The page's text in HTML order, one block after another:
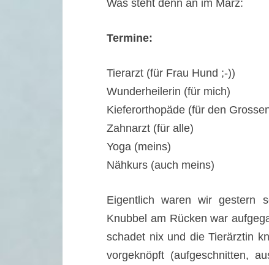
Was steht denn an im März:
Termine:
Tierarzt (für Frau Hund ;-))
Wunderheilerin (für mich)
Kieferorthopäde (für den
Zahnarzt (für alle)
Yoga (meins)
Nähkurs (auch meins)
Eigentlich waren wir gestern
Knubbel am Rücken war
schadet nix und die Tierärztin
vorgeknöpft (aufgeschnitten,